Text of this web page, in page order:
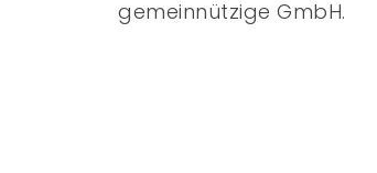
gemeinnützige GmbH.